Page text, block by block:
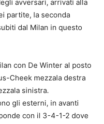
avversari, arrivati alla
partite, la seconda
dal Milan in questo
con De Winter al posto
Cheek mezzala destra
sinistra.
gli esterni, in avanti
con il 3-4-1-2 dove